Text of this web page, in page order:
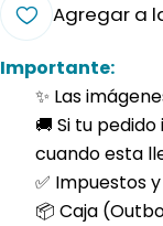
Agregar a
Importante:
✨ Las
🚚 Si tu pedido
cuando esta
✅ Impuestos
📦 Caja